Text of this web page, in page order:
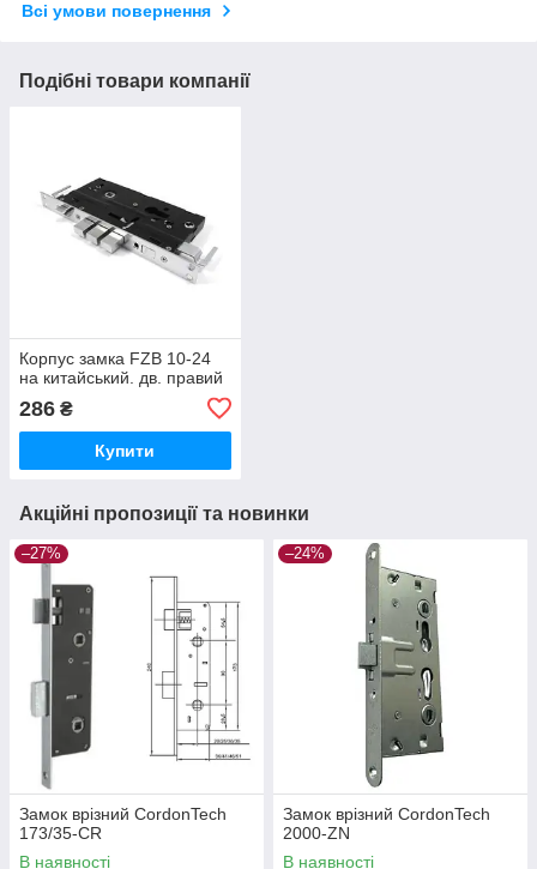
Всі умови повернення
Подібні товари компанії
Корпус замка FZB 10-24
на китайський. дв. правий
286 ₴
Купити
Акційні пропозиції та новинки
–27%
Замок врізний CordonTech
173/35-CR
В наявності
–24%
Замок врізний CordonTech
2000-ZN
В наявності